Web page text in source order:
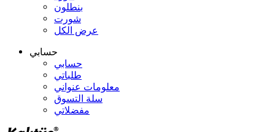
بنطلون
شورت
عرض الكل
حسابي
حسابي
طلباتي
معلومات عنواني
سلة التسوق
مفضلاتي